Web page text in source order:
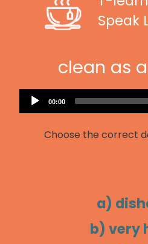
Speak
clean as
Current
00:00
Choose the correct
a)
b) very